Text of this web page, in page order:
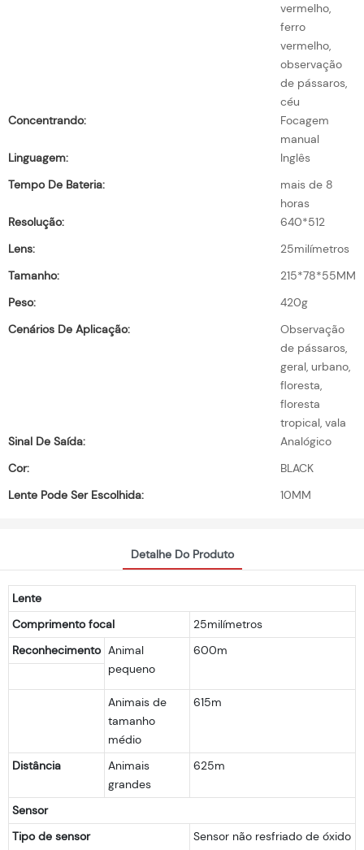
vermelho,
ferro
vermelho,
observação
de pássaros,
céu
Concentrando:
Focagem
manual
Linguagem:
Inglês
Tempo De Bateria:
mais de 8
horas
Resolução:
640*512
Lens:
25milímetros
Tamanho:
215*78*55MM
Peso:
420g
Cenários De Aplicação:
Observação
de pássaros,
geral, urbano,
floresta,
floresta
tropical, vala
Sinal De Saída:
Analógico
Cor:
BLACK
Lente Pode Ser Escolhida:
10MM
Detalhe Do Produto
Lente
Comprimento focal
25milímetros
Reconhecimento Animal
pequeno
600m
Animais de
tamanho
médio
615m
Distância
Animais
grandes
625m
Sensor
Tipo de sensor
Sensor não resfriado de óxido